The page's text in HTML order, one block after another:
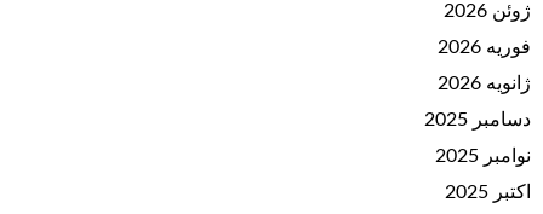
ژوئن 2026
فوریه 2026
ژانویه 2026
دسامبر 2025
نوامبر 2025
اکتبر 2025